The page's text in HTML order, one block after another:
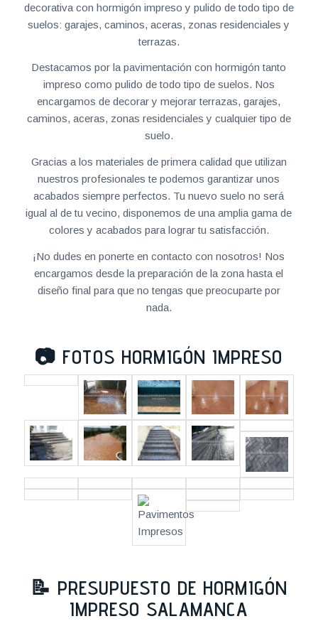
decorativa con hormigón impreso y pulido de todo tipo de
suelos: garajes, caminos, aceras, zonas residenciales y
terrazas.
Destacamos por la pavimentación con hormigón tanto
impreso como pulido de todo tipo de suelos. Nos
encargamos de decorar y mejorar terrazas, garajes,
caminos, aceras, zonas residenciales y cualquier tipo de
suelo.
Gracias a los materiales de primera calidad que utilizan
nuestros profesionales te podemos garantizar unos
acabados siempre perfectos. Tu nuevo suelo no será
igual al de tu vecino, disponemos de una amplia gama de
colores y acabados para lograr tu satisfacción.
¡No dudes en ponerte en contacto con nosotros! Nos
encargamos desde la preparación de la zona hasta el
diseño final para que no tengas que preocuparte por
nada.
📷 FOTOS HORMIGÓN IMPRESO
📝 PRESUPUESTO DE HORMIGÓN
IMPRESO SALAMANCA